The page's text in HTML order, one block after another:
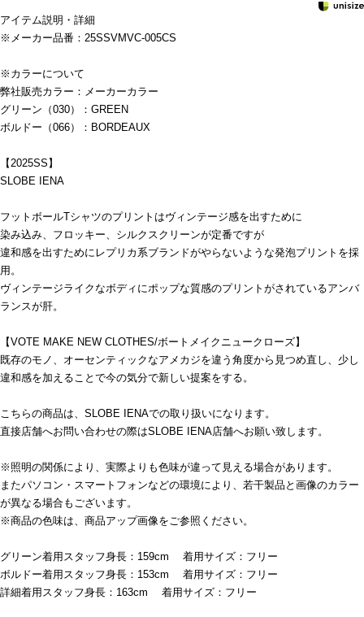
アイテム説明・詳細
※メーカー品番：25SSVMVC-005CS
※カラーについて
弊社販売カラー：メーカーカラー
グリーン（030）：GREEN
ボルドー（066）：BORDEAUX
【2025SS】
SLOBE IENA
フットボールTシャツのプリントはヴィンテージ感を出すために
染み込み、フロッキー、シルクスクリーンが定番ですが
違和感を出すためにレプリカ系ブランドがやらないような発泡プリントを採
用。
ヴィンテージライクなボディにポップな質感のプリントがされているアンバ
ランスが肝。
【VOTE MAKE NEW CLOTHES/ボートメイクニュークローズ】
既存のモノ、オーセンティックなアメカジを違う角度から見つめ直し、少し
違和感を加えることで今の気分で新しい提案をする。
こちらの商品は、SLOBE IENAでの取り扱いになります。
直接店舗へお問い合わせの際はSLOBE IENA店舗へお願い致します。
※照明の関係により、実際よりも色味が違って見える場合があります。
またパソコン・スマートフォンなどの環境により、若干製品と画像のカラー
が異なる場合もございます。
※商品の色味は、商品アップ画像をご参照ください。
グリーン着用スタッフ身長：159cm 着用サイズ：フリー
ボルドー着用スタッフ身長：153cm 着用サイズ：フリー
詳細着用スタッフ身長：163cm 着用サイズ：フリー